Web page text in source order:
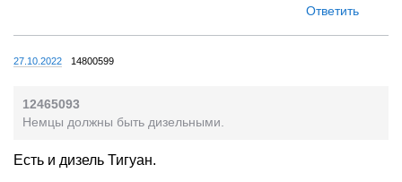
Ответить
27.10.2022 14800599
12465093
Немцы должны быть дизельными.
Есть и дизель Тигуан.